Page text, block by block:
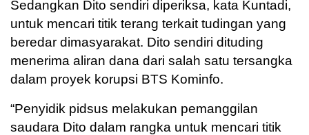
Sedangkan Dito sendiri diperiksa, kata Kuntadi,
untuk mencari titik terang terkait tudingan yang
beredar dimasyarakat. Dito sendiri dituding
menerima aliran dana dari salah satu tersangka
dalam proyek korupsi BTS Kominfo.
“Penyidik pidsus melakukan pemanggilan
saudara Dito dalam rangka untuk mencari titik